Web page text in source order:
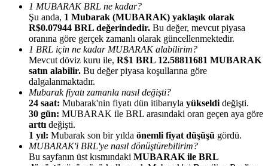
Yönlendirme
Arkadaşını davet et, nakit ödüller kazan
BTC Welcome Rewards
1 MUBARAK BRL ne kadar?
Şu anda, 1 Mubarak (MUBARAK) yaklaşık olarak
R$0.07944 BRL değerindedir. Bu değer, mevcut piyasa
oranına göre gerçek zamanlı olarak güncellenmektedir.
1 BRL için ne kadar MUBARAK alabilirim?
Mevcut döviz kuru ile, R$1 BRL 12.58811681 MUBARAK
satın alabilir. Bu değer piyasa koşullarına göre
dalgalanmaktadır.
Mubarak fiyatı zamanla nasıl değişti?
24 saat: Mubarak'nin fiyatı dün itibarıyla yükseldi değişti.
30 gün: MUBARAK ile BRL arasındaki oran geçen aya göre
arttı değişti.
1 yıl: Mubarak son bir yılda önemli fiyat düşüşü gördü.
MUBARAK'i BRL'ye nasıl dönüştürebilirim?
Bu sayfanın üst kısmındaki MUBARAK ile BRL